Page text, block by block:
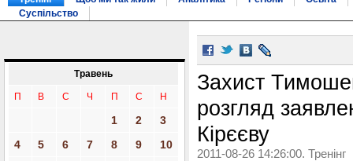
Суспільство
Травень
П В С Ч П С Н
1 2
3
4
5 6 7 8 9
10
Захист
розгляд
Кірєєву
2011-08-26 14:26:00. Тренінг